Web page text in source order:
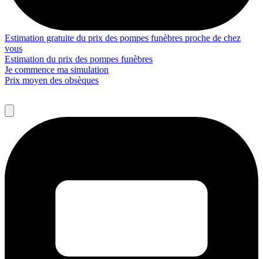
Estimation gratuite du prix des pompes funèbres proche de chez
vous
Estimation du prix des pompes funèbres
Je commence ma simulation
Prix moyen des obsèques